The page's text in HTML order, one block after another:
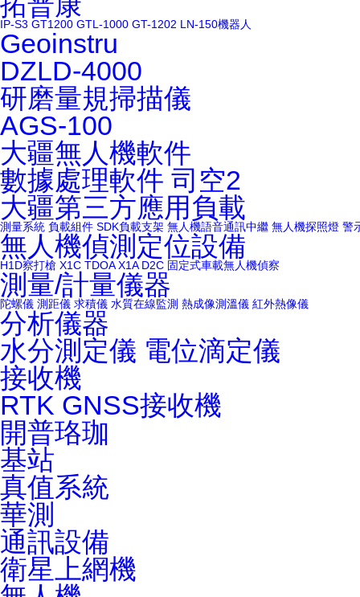
IP-S3 GT1200 GTL-1000 GT-1202 LN-150機器人
Geoinstru
DZLD-4000
研磨量規掃描儀
AGS-100
大疆無人機軟件
數據處理軟件 司空2
大疆第三方應用負載
測量系統 負載組件 SDK負載支架 無人機語音通訊中繼 無人機探照燈 警
無人機偵測定位設備
H1D察打槍 X1C TDOA X1A D2C 固定式車載無人機偵察
測量/計量儀器
陀螺儀 測距儀 求積儀 水質在線監測 熱成像測溫儀 紅外熱像儀
分析儀器
水分測定儀 電位滴定儀
接收機
RTK GNSS接收機
開普珞珈
基站
真值系統
華測
通訊設備
衛星上網機